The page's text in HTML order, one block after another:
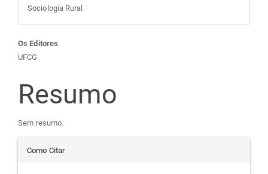
Sociologia Rural
Conteúdo
do
artigo
principal
Os Editores
UFCG
Resumo
Sem resumo.
Detalhes
Como Citar